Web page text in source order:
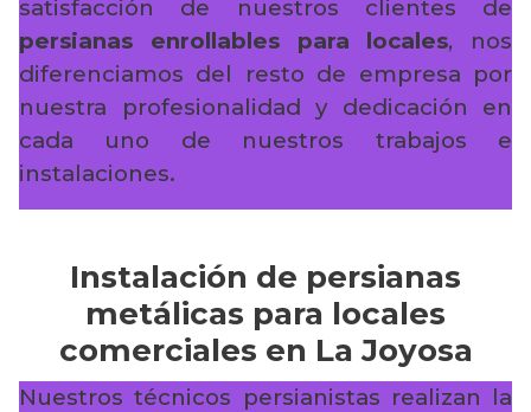
satisfacción de nuestros clientes de
persianas enrollables para locales, nos
diferenciamos del resto de empresa por
nuestra profesionalidad y dedicación en
cada uno de nuestros trabajos e
instalaciones.
Instalación de persianas
metálicas para locales
comerciales en La Joyosa
Nuestros técnicos persianistas realizan la